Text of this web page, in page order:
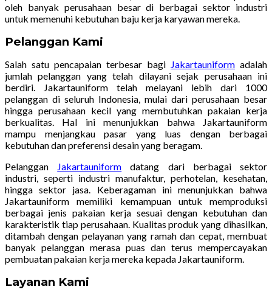
oleh banyak perusahaan besar di berbagai sektor industri
untuk memenuhi kebutuhan baju kerja karyawan mereka.
Pelanggan Kami
Salah satu pencapaian terbesar bagi Jakartauniform adalah
jumlah pelanggan yang telah dilayani sejak perusahaan ini
berdiri. Jakartauniform telah melayani lebih dari 1000
pelanggan di seluruh Indonesia, mulai dari perusahaan besar
hingga perusahaan kecil yang membutuhkan pakaian kerja
berkualitas. Hal ini menunjukkan bahwa Jakartauniform
mampu menjangkau pasar yang luas dengan berbagai
kebutuhan dan preferensi desain yang beragam.
Pelanggan Jakartauniform
datang dari berbagai sektor
industri, seperti industri manufaktur, perhotelan, kesehatan,
hingga sektor jasa. Keberagaman ini menunjukkan bahwa
Jakartauniform memiliki kemampuan untuk memproduksi
berbagai jenis pakaian kerja sesuai dengan kebutuhan dan
karakteristik tiap perusahaan. Kualitas produk yang dihasilkan,
ditambah dengan pelayanan yang ramah dan cepat, membuat
banyak pelanggan merasa puas dan terus mempercayakan
pembuatan pakaian kerja mereka kepada Jakartauniform.
Layanan Kami